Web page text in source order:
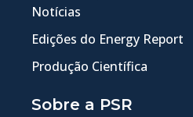
Notícias
Edições do Energy Report
Produção Científica
Sobre a PSR